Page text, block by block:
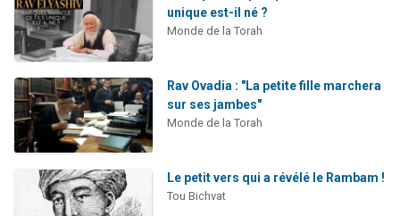
unique est-il né ?
Monde de la Torah
Rav Ovadia : "La petite fille marchera
sur ses jambes"
Monde de la Torah
Le petit vers qui a révélé le Rambam !
Tou Bichvat